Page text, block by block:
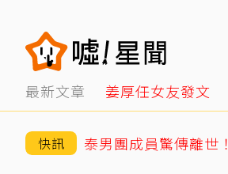
最新文章 姜厚任女友發文
快訊